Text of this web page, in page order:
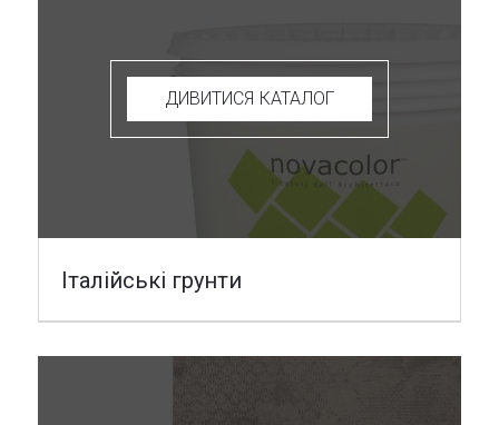
ДИВИТИСЯ КАТАЛОГ
Італійські грунти